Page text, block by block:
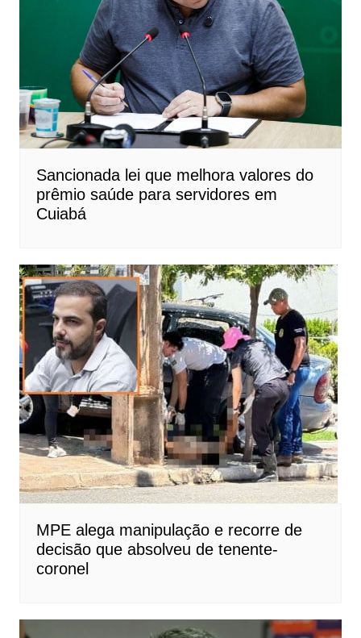
Sancionada lei que melhora valores do
prêmio saúde para servidores em
Cuiabá
MPE alega manipulação e recorre de
decisão que absolveu de tenente-
coronel